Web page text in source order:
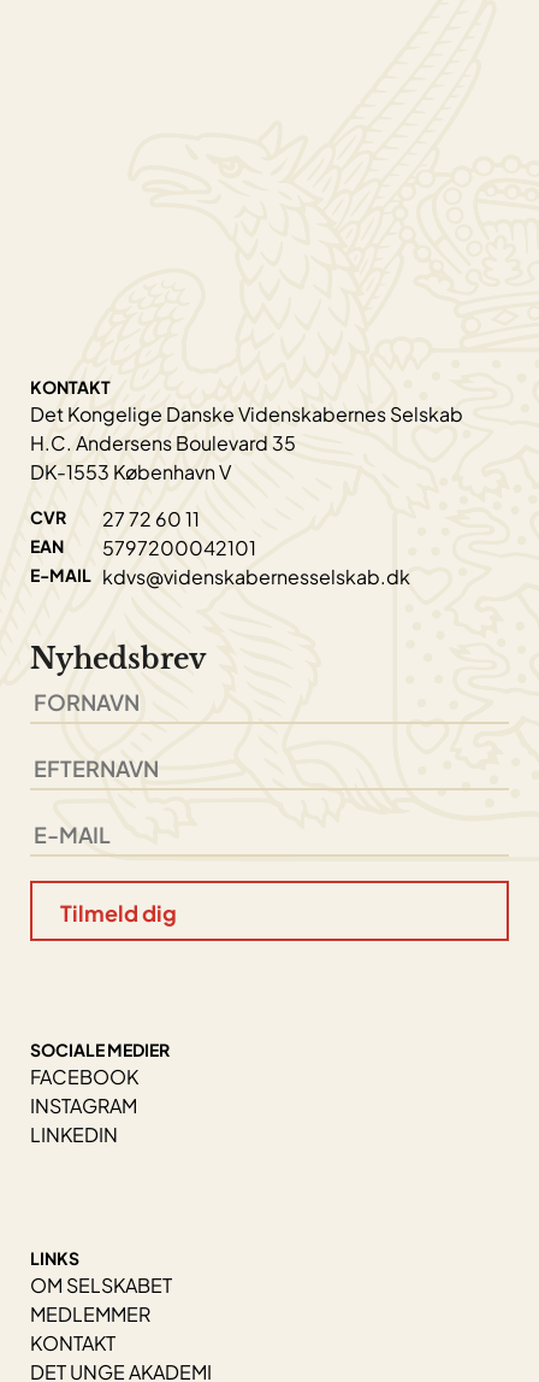
KONTAKT
Det Kongelige Danske Videnskabernes Selskab
H.C. Andersens Boulevard 35
DK-1553 København V
CVR 27 72 60 11
EAN 5797200042101
E-MAIL kdvs@videnskabernesselskab.dk
Nyhedsbrev
SOCIALE MEDIER
FACEBOOK
INSTAGRAM
LINKEDIN
LINKS
OM SELSKABET
MEDLEMMER
KONTAKT
DET UNGE AKADEMI